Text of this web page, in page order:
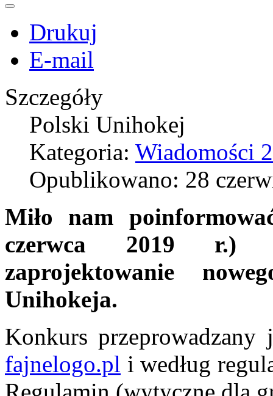
Drukuj
E-mail
Szczegóły
Polski Unihokej
Kategoria: Wiadomości
Opublikowano: 28
Miło nam
czerwca 2019 r.)
zaprojektowanie
Unihokeja.
Konkurs przeprowadzany
fajnelogo.pl i według